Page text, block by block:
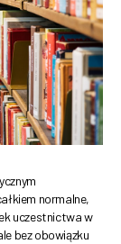
normalne,
uczestnictwa w
bez obowiązku